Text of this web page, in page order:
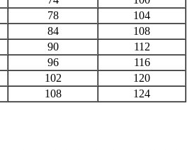
78
104
84
108
90
112
96
116
102
120
108 124